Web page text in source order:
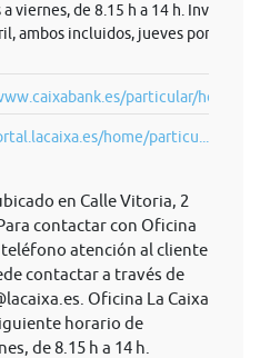
a viernes, de 8.15 h a 14 h. Invierno:
ambos incluidos, jueves por la
particular/home/
home/particu...
en Calle Vitoria, 2
contactar con Oficina
teléfono atención al cliente
contactar a través de
. Oficina La Caixa
horario de
de 8.15 h a 14 h.